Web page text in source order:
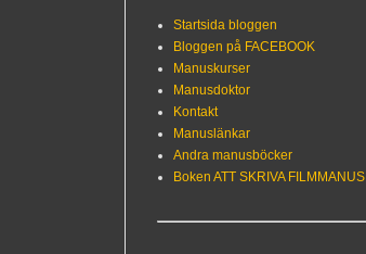
Startsida bloggen
Bloggen på FACEBOOK
Manuskurser
Manusdoktor
Kontakt
Manuslänkar
Andra manusböcker
Boken ATT SKRIVA FILMMANUS